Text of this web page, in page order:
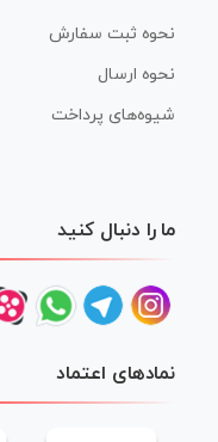
نحوه ثبت سفارش
نحوه ارسال
شیوه‌های پرداخت
ما را دنبال کنید
نمادهای اعتماد